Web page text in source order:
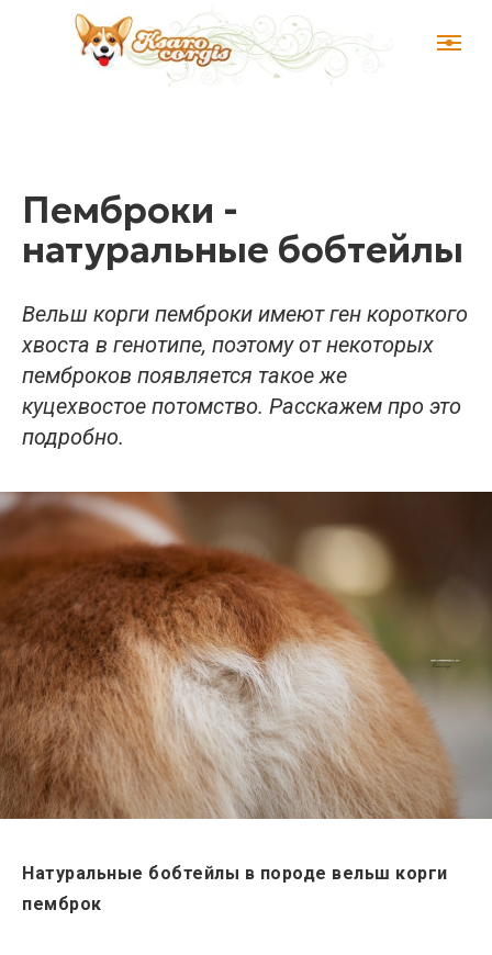
Пемброки -
натуральные бобтейлы
Вельш корги пемброки имеют ген короткого
хвоста в генотипе, поэтому от некоторых
пемброков появляется такое же
куцехвостое потомство. Расскажем про это
подробно.
Натуральные бобтейлы в породе вельш корги
пемброк